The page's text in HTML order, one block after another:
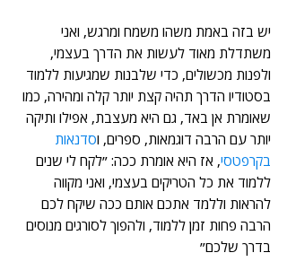
יש בזה באמת משהו משמח ומרגש, ואני
משתדלת מאוד לעשות את הדרך בעצמי,
ולפנות מכשולים, כדי שלבנות שמגיעות ללמוד
בסטודיו הדרך תהיה קצת יותר קלה ומהירה, כמו
שאומרת אן באד, גם היא מעצבת, אפילו ותיקה
יותר עם הרבה דוגמאות, ספרים, וסדנאות
בקרפטסי, אז היא אומרת ככה: ״לקח לי שנים
ללמוד את כל הטריקים בעצמי, ואני מקווה
להראות וללמד אתכם אותם ככה שיקח לכם
הרבה פחות זמן ללמוד, ולהפוך לסורגים מנוסים
בדרך שלכם״